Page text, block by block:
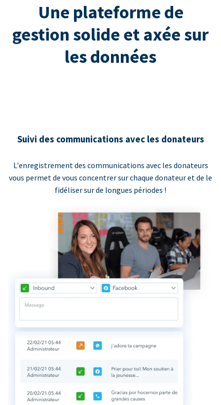
Une plateforme de
gestion solide et axée sur
les données
Suivi des communications avec les donateurs
L'enregistrement des communications avec les donateurs
vous permet de vous concentrer sur chaque donateur et de le
fidéliser sur de longues périodes !